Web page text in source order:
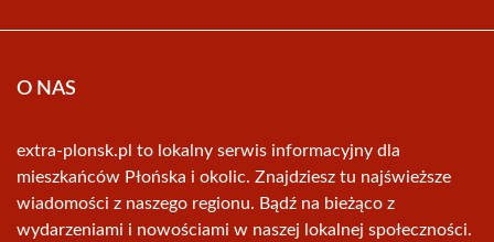
O NAS
extra-plonsk.pl to lokalny serwis informacyjny dla
mieszkańców Płońska i okolic. Znajdziesz tu najświeższe
wiadomości z naszego regionu. Bądź na bieżąco z
wydarzeniami i nowościami w naszej lokalnej społeczności.